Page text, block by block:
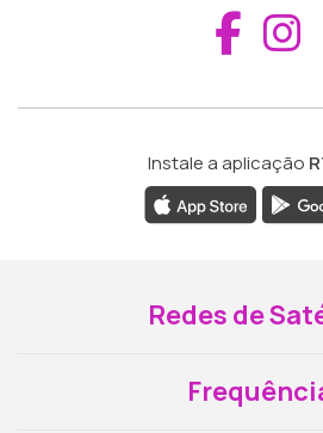
Instale a aplicação
Redes de